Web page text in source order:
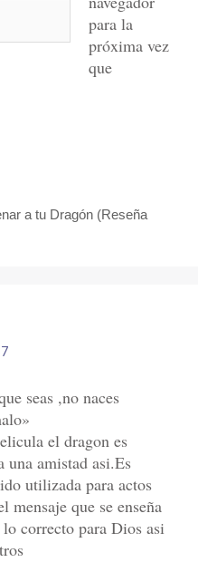
para la
próxima vez
que
a tu Dragón (Reseña
seas ,no naces
el dragon es
una amistad asi.Es
utilizada para actos
mensaje que se enseña
correcto para Dios asi